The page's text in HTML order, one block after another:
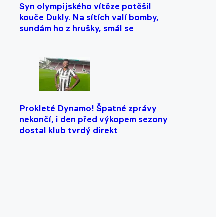
Syn olympijského vítěze potěšil
kouče Dukly. Na sítích valí bomby,
sundám ho z hrušky, smál se
Prokleté Dynamo! Špatné zprávy
nekončí, i den před výkopem sezony
dostal klub tvrdý direkt